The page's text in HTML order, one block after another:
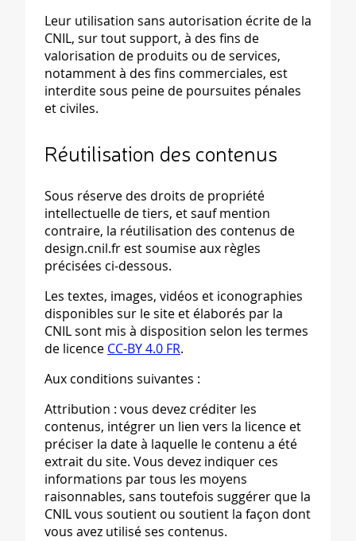
Leur utilisation sans autorisation écrite de la
CNIL, sur tout support, à des fins de
valorisation de produits ou de services,
notamment à des fins commerciales, est
interdite sous peine de poursuites pénales
et civiles.
Réutilisation des contenus
Sous réserve des droits de propriété
intellectuelle de tiers, et sauf mention
contraire, la réutilisation des contenus de
design.cnil.fr est soumise aux règles
précisées ci-dessous.
Les textes, images, vidéos et iconographies
disponibles sur le site et élaborés par la
CNIL sont mis à disposition selon les termes
de licence CC-BY 4.0 FR.
Aux conditions suivantes :
Attribution : vous devez créditer les
contenus, intégrer un lien vers la licence et
préciser la date à laquelle le contenu a été
extrait du site. Vous devez indiquer ces
informations par tous les moyens
raisonnables, sans toutefois suggérer que la
CNIL vous soutient ou soutient la façon dont
vous avez utilisé ses contenus.